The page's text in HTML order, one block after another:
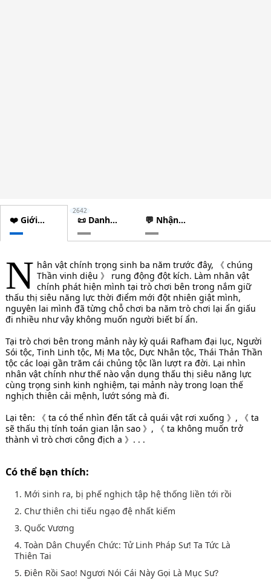
❤️ Giới
thiệu
📜 Danh
sách
chương
2642
💬 Nhận
xét
N hân vật chính trọng sinh ba năm trước đây, 《 chúng
Thần vinh diệu 》 rung động đột kích. Làm nhân vật
chính phát hiện mình tại trò chơi bên trong nắm giữ
thấu thị siêu năng lực thời điểm mới đột nhiên giật mình,
nguyên lai mình đã từng chỗ chơi ba năm trò chơi lại ẩn giấu
đi nhiều như vậy không muốn người biết bí ẩn.
Tại trò chơi bên trong mảnh này kỳ quái Rafham đại lục, Người
Sói tộc, Tinh Linh tộc, Mị Ma tộc, Dực Nhân tộc, Thái Thản Thần
tộc các loại gần trăm cái chủng tộc lần lượt ra đời. Lại nhìn
nhân vật chính như thế nào vận dụng thấu thị siêu năng lực
cùng trọng sinh kinh nghiệm, tại mảnh này trong loạn thế
nghịch thiên cải mệnh, lướt sóng mà đi.
Lại tên: 《 ta có thể nhìn đến tất cả quái vật rơi xuống 》, 《 ta
sẽ thấu thị tính toán gian lận sao 》, 《 ta không muốn trở
thành vì trò chơi công địch a 》. . .
Có thể bạn thích:
1. Mới sinh ra, bị phế nghịch tập hệ thống liền tới rồi
2. Chư thiên chi tiếu ngạo đệ nhất kiếm
3. Quốc Vương
4. Toàn Dân Chuyển Chức: Tử Linh Pháp Sư! Ta Tức Là
Thiên Tai
5. Điên Rồi Sao! Ngươi Nói Cái Này Gọi Là Mục Sư?